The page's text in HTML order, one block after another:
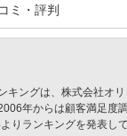
ミ・評判
キングは、株式会社オ
年からは顧客満足度
りランキングを発表して